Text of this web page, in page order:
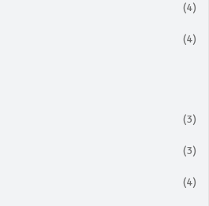
(4)
(4)
(3)
(3)
(4)